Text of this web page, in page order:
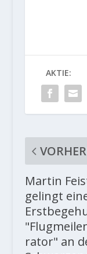
AKTIE:
Martin
gelingt
rator" an